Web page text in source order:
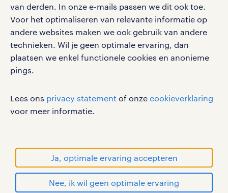
van derden. In onze e-mails passen we dit ook toe.
Voor het optimaliseren van relevante informatie op
andere websites maken we ook gebruik van andere
technieken. Wil je geen optimale ervaring, dan
plaatsen we enkel functionele cookies en anonieme
pings.
Lees ons privacy statement of onze cookieverklaring
voor meer informatie.
Ja, optimale ervaring accepteren
Nee, ik wil geen optimale ervaring
google play store
social media
vacatures, solliciteren en inspiratie.
werken bij randstad
gebruikersvoorwaarden
privacystatement